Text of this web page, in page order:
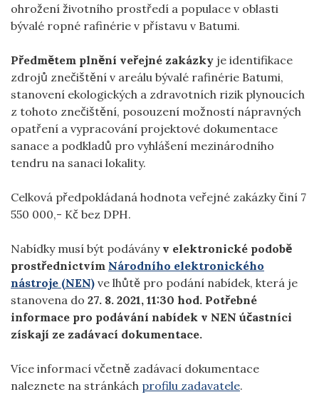
ohrožení životního prostředí a populace v oblasti
bývalé ropné rafinérie v přístavu v Batumi.
Předmětem plnění veřejné zakázky je identifikace
zdrojů znečištění v areálu bývalé rafinérie Batumi,
stanovení ekologických a zdravotních rizik plynoucích
z tohoto znečištění, posouzení možností nápravných
opatření a vypracování projektové dokumentace
sanace a podkladů pro vyhlášení mezinárodního
tendru na sanaci lokality.
Celková předpokládaná hodnota veřejné zakázky činí 7
550 000,- Kč bez DPH.
Nabídky musí být podávány v elektronické podobě
prostřednictvím Národního elektronického
nástroje (NEN) ve lhůtě pro podání nabídek, která je
stanovena do 27. 8. 2021, 11:30 hod. Potřebné
informace pro podávání nabídek v NEN účastníci
získají ze zadávací dokumentace.
Více informací včetně zadávací dokumentace
naleznete na stránkách profilu zadavatele.